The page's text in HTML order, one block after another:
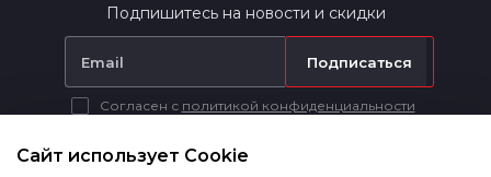
Подпишитесь на новости и скидки
Подписаться
Согласен с политикой конфиденциальности
информационный характер и ни при каких условиях не является
публичной офертой в соответствии с п. 2 ст. 437 ГК РФ.
Сайт использует Cookie